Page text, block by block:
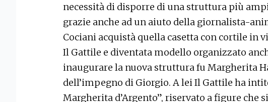
necessità di disporre di una struttura più
grazie anche ad un aiuto della giornalista-
Cociani acquistà quella casetta con cortile in
Il Gattile e diventata modello organizzato
inaugurare la nuova struttura fu Margherita
dell’impegno di Giorgio. A lei Il Gattile ha
Margherita d’Argento”, riservato a figure che